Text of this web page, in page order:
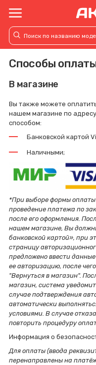
Способы
В магазине
Вы также можете
нашем магазине по
способом:
Банковской картой
Наличными;
*При выборе формы
проведение платежа по
после его оформления.
нашем магазине, Вы
банковской картой», при
страницу
предложено ввести
ее авторизацию, после
"Вернуться в магазин".
магазин, система
случае подтверждения
автоматически
условиями. В случае
повторить процедуру
Информация о
Для оплаты (ввода
перенаправлены на